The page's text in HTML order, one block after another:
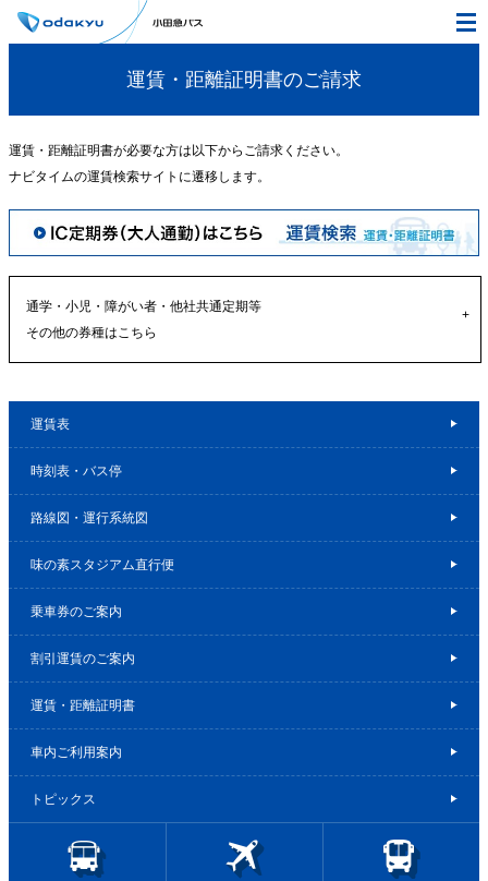
運賃・距離証明書のご請求
運賃・距離証明書が必要な方は以下からご請求ください。
ナビタイムの運賃検索サイトに遷移します。
通学・小児・障がい者・他社共通定期等
その他の券種はこちら
運賃表
時刻表・バス停
路線図・運行系統図
味の素スタジアム直行便
乗車券のご案内
割引運賃のご案内
運賃・距離証明書
車内ご利用案内
トピックス